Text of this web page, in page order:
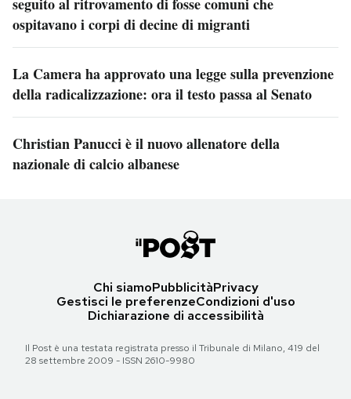
ospitavano i corpi di decine di migranti
La Camera ha approvato una legge sulla prevenzione
della radicalizzazione: ora il testo passa al Senato
Christian Panucci è il nuovo allenatore della
nazionale di calcio albanese
Chi siamoPubblicitàPrivacy
Gestisci le preferenzeCondizioni d'uso
Dichiarazione di accessibilità
Il Post è una testata registrata presso il Tribunale di Milano, 419 del
28 settembre 2009 - ISSN 2610-9980